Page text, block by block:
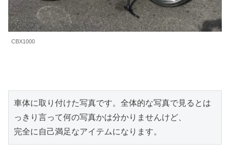
CBX1000
車体に取り付けた写真です。全体的な写真で見るとは
っきり言って何の写真かは分かりませんけど、
完全に自己満足なアイテムになります。